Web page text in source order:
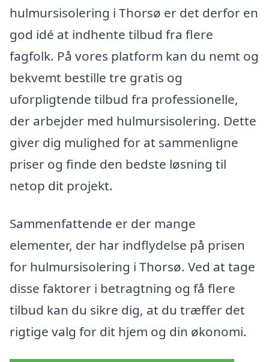
hulmursisolering i Thorsø er det derfor en
god idé at indhente tilbud fra flere
fagfolk. På vores platform kan du nemt og
bekvemt bestille tre gratis og
uforpligtende tilbud fra professionelle,
der arbejder med hulmursisolering. Dette
giver dig mulighed for at sammenligne
priser og finde den bedste løsning til
netop dit projekt.
Sammenfattende er der mange
elementer, der har indflydelse på prisen
for hulmursisolering i Thorsø. Ved at tage
disse faktorer i betragtning og få flere
tilbud kan du sikre dig, at du træffer det
rigtige valg for dit hjem og din økonomi.